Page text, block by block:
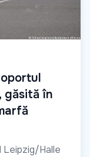
găsită în
Leipzig/Halle